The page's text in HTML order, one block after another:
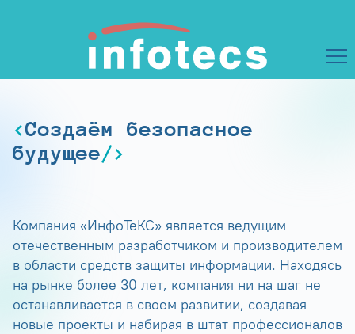
Создаём безопасное
будущее
Компания «ИнфоТеКС» является ведущим
отечественным разработчиком и производителем
в области средств защиты информации. Находясь
на рынке более 30 лет, компания ни на шаг не
останавливается в своем развитии, создавая
новые проекты и набирая в штат профессионалов